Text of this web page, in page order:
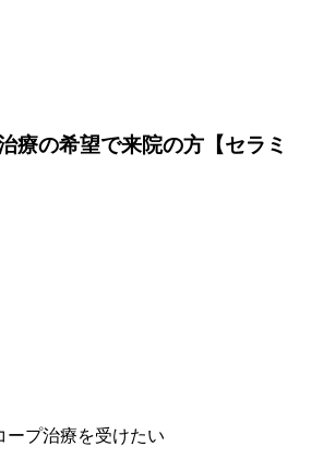
療の希望で来院の方【セラミ
ープ治療を受けたい